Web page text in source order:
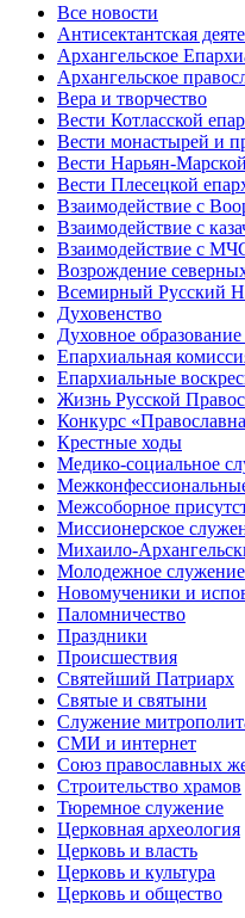
Все новости
Антисектантская
Архангельское
Архангельское
Вера и творчество
Вести Котласской
Вести монастырей и
Вести Нарьян-
Вести Плесецкой
Взаимодействие с
Взаимодействие с
Взаимодействие с
Возрождение
Всемирный Русский
Духовенство
Духовное
Епархиальная
Епархиальные
Жизнь Русской
Конкурс
Крестные ходы
Медико-социальное
Межсоборное
Миссионерское
Михаило-
Молодежное служение
Новомученики и
Паломничество
Праздники
Происшествия
Святейший Патриарх
Святые и святыни
Служение
СМИ и интернет
Союз православных
Строительство храмов
Тюремное служение
Церковная археология
Церковь и власть
Церковь и культура
Церковь и общество